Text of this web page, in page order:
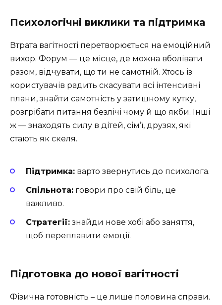
Психологічні виклики та підтримка
Втрата вагітності перетворюється на емоційний
вихор. Форум — це місце, де можна вболівати
разом, відчувати, що ти не самотній. Хтось із
користувачів радить скасувати всі інтенсивні
плани, знайти самотність у затишному кутку,
розгрібати питання безлічі чому й що якби. Інші
ж — знаходять силу в дітей, сім’ї, друзях, які
стають як скеля.
Підтримка: варто звернутись до психолога.
Спільнота: говори про свій біль, це
важливо.
Стратегії: знайди нове хобі або заняття,
щоб переплавити емоції.
Підготовка до нової вагітності
Фізична готовність – це лише половина справи.